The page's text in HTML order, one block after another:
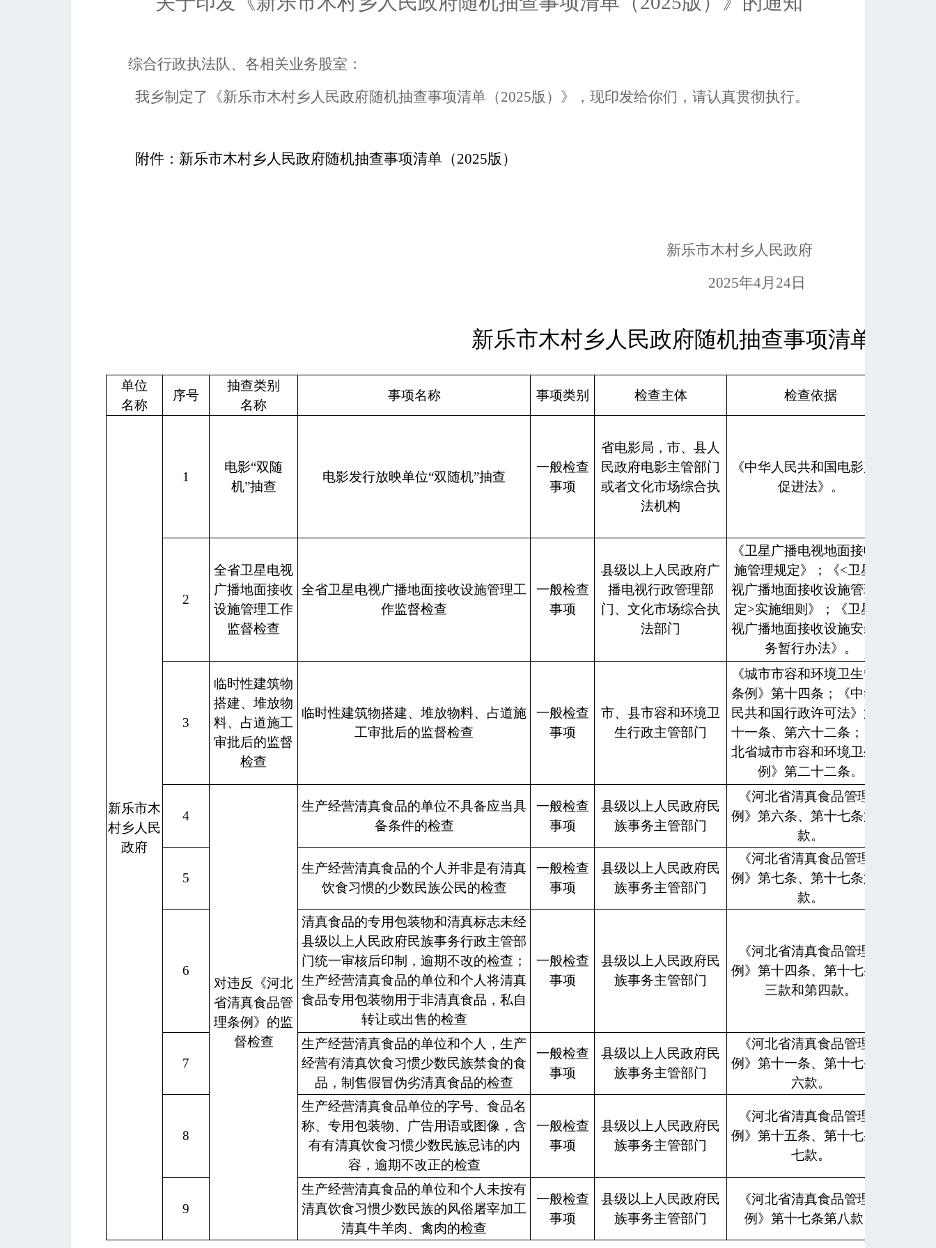
综合行政执法队、各相关业务股室：
我乡制定了《新乐市木村乡人民政府随机抽查事项清单（2025版） 》，现印发给你们，请认真贯彻执行。
附件： 新乐市木村乡人民政府随机抽查事项清单（2025版）
新乐市木村乡人民政府
2025年4月 24日
新乐市木村乡人民政府随机抽查事项清单（
单位
名称
序号
抽查类别
名称
事项名称 事项类别 检查主体 检查依据
新乐市木
村乡人民
政府
1
电影“双随
机”抽查
电影发行放映单位“双随机”抽查
一般检查
事项
省电影局，市、县人
民政府电影主管部门
或者文化市场综合执
法机构
《中华人民共和国电影产业
促进法》。
2
全省卫星电视
广播地面接收
设施管理工作
监督检查
全省卫星电视广播地面接收设施管理工
作监督检查
一般检查
事项
县级以上人民政府广
播电视行政管理部
门、文化市场综合执
法部门
《卫星广播电视地面接收设
施管理规定》；《<卫星电
视广播地面接收设施管理规
定>实施细则》；《卫星电
视广播地面接收设施安装服
务暂行办法》。
3
临时性建筑物
搭建、堆放物
料、占道施工
审批后的监督
检查
临时性建筑物搭建、堆放物料、占道施
工审批后的监督检查
一般检查
事项
市、县市容和环境卫
生行政主管部门
《城市市容和环境卫生管理
条例》第十四条；《中华人
民共和国行政许可法》第六
十一条、第六十二条；《河
北省城市市容和环境卫生条
例》第二十二条。
4
对违反《河北
省清真食品管
理条例》的监
督检查
生产经营清真食品的单位不具备应当具
备条件的检查
一般检查
事项
县级以上人民政府民
族事务主管部门
《河北省清真食品管理条
例》第六条、第十七条第一
款。
5
生产经营清真食品的个人并非是有清真
饮食习惯的少数民族公民的检查
一般检查
事项
县级以上人民政府民
族事务主管部门
《河北省清真食品管理条
例》第七条、第十七条第二
款。
6
清真食品的专用包装物和清真标志未经
县级以上人民政府民族事务行政主管部
门统一审核后印制，逾期不改的检查；
生产经营清真食品的单位和个人将清真
食品专用包装物用于非清真食品，私自
转让或出售的检查
一般检查
事项
县级以上人民政府民
族事务主管部门
《河北省清真食品管理条
例》第十四条、第十七条第
三款和第四款。
7
生产经营清真食品的单位和个人，生产
经营有清真饮食习惯少数民族禁食的食
品，制售假冒伪劣清真食品的检查
一般检查
事项
县级以上人民政府民
族事务主管部门
《河北省清真食品管理条
例》第十一条、第十七条第
六款。
8
生产经营清真食品单位的字号、食品名
称、专用包装物、广告用语或图像，含
有有清真饮食习惯少数民族忌讳的内
容，逾期不改正的检查
一般检查
事项
县级以上人民政府民
族事务主管部门
《河北省清真食品管理条
例》第十五条、第十七条第
七款。
9
生产经营清真食品的单位和个人未按有
清真饮食习惯少数民族的风俗屠宰加工
清真牛羊肉、禽肉的检查
一般检查
事项
县级以上人民政府民
族事务主管部门
《河北省清真食品管理条
例》第十七条第八款。